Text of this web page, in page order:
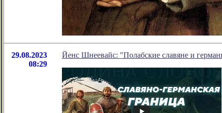
29.08.2023
08:29
Йенс Шнеевайс: "Полабские славяне и